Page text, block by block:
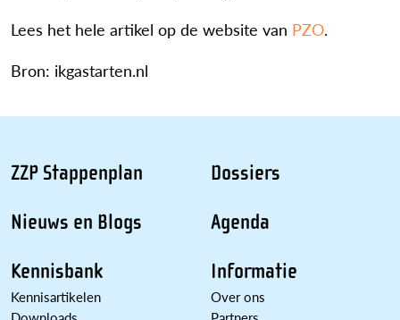
Lees het hele artikel op de website van PZO.
Bron: ikgastarten.nl
ZZP Stappenplan
Nieuws en Blogs
Kennisbank
Kennisartikelen
Dossiers
Agenda
Informatie
Over ons